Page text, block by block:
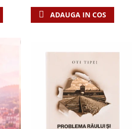
ADAUGA IN COS